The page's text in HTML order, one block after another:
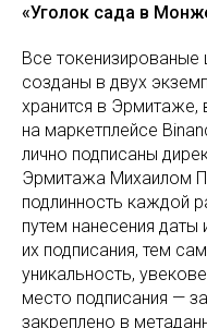
«Уголок сада в
Все
созданы в двух
хранится в Эрмитаже,
на маркетплейсе
лично подписаны
Эрмитажа Михаилом
подлинность каждой
путем нанесения даты
их подписания, тем
уникальность,
место подписания —
закреплено в